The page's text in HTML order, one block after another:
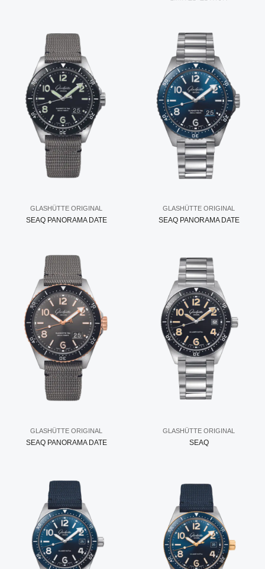
GLASHÜTTE ORIGINAL
SEAQ PANORAMA DATE
GLASHÜTTE ORIGINAL
SEAQ PANORAMA DATE
GLASHÜTTE ORIGINAL
SEAQ PANORAMA DATE
GLASHÜTTE ORIGINAL
SEAQ